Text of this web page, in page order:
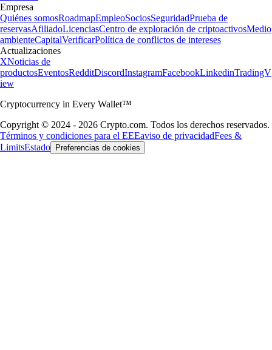
Empresa
Quiénes somosRoadmapEmpleoSociosSeguridadPrueba de
reservasAfiliadoLicenciasCentro de exploración de criptoactivosMedio
ambienteCapitalVerificarPolítica de conflictos de intereses
Actualizaciones
XNoticias de
productosEventosRedditDiscordInstagramFacebookLinkedinTradingV
iew
Cryptocurrency in Every Wallet™
Copyright © 2024 - 2026 Crypto.com. Todos los derechos reservados.
Términos y condiciones para el EEEaviso de privacidadFees &
LimitsEstado Preferencias de cookies